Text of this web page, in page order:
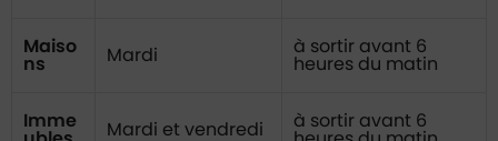
Maiso
ns
Mardi
à sortir avant 6
heures du matin
Imme
Mardi et vendredi
à sortir avant 6